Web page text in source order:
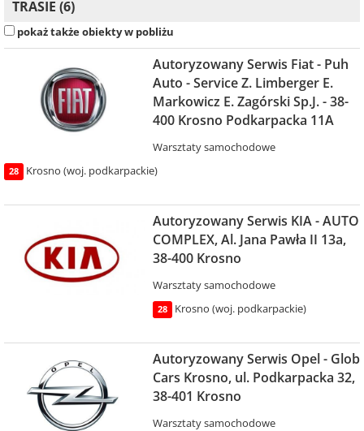
TRASIE (6)
pokaż także obiekty w pobliżu
Autoryzowany Serwis Fiat - Puh
Auto - Service Z. Limberger E.
Markowicz E. Zagórski Sp.J. - 38-
400 Krosno Podkarpacka 11A
Warsztaty samochodowe
28 Krosno (woj. podkarpackie)
Autoryzowany Serwis KIA - AUTO
COMPLEX, Al. Jana Pawła II 13a,
38-400 Krosno
Warsztaty samochodowe
28 Krosno (woj. podkarpackie)
Autoryzowany Serwis Opel - Glob
Cars Krosno, ul. Podkarpacka 32,
38-401 Krosno
Warsztaty samochodowe